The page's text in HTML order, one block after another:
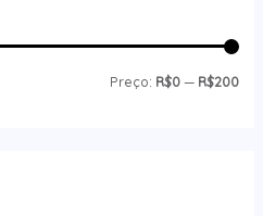
Preço: R$0 — R$200